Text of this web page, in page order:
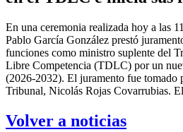
En una ceremonia realizada hoy a las
Pablo García González prestó
funciones como ministro suplente del
Libre Competencia (TDLC) por un
(2026-2032). El juramento fue tomado
Tribunal, Nicolás Rojas Covarrubias.
Volver a noticias